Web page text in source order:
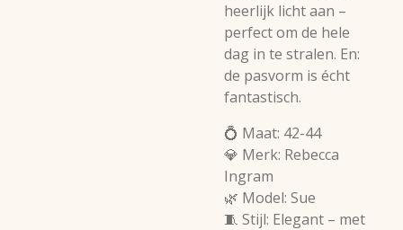
heerlijk licht aan –
perfect om de hele
dag in te stralen. En:
de pasvorm is écht
fantastisch.
💍 Maat: 42-44
💎 Merk: Rebecca
Ingram
🌿 Model: Sue
🧵 Stijl: Elegant – met